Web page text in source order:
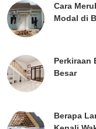
Cara
Modal di
Perkiraan
Besar
Berapa